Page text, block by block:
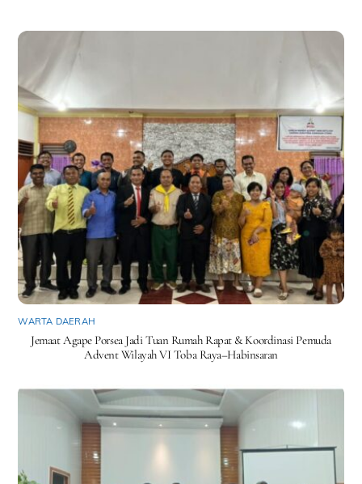
WARTA DAERAH
Jemaat Agape Porsea Jadi Tuan Rumah Rapat & Koordinasi Pemuda
Advent Wilayah VI Toba Raya–Habinsaran